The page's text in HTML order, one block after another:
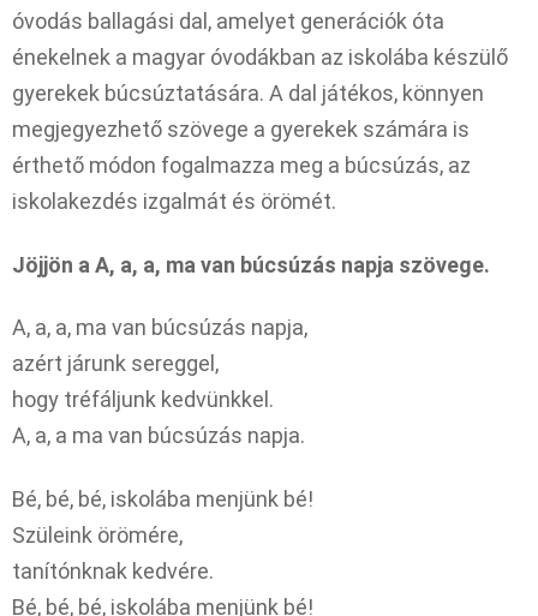
óvodás ballagási dal, amelyet generációk óta
énekelnek a magyar óvodákban az iskolába készülő
gyerekek búcsúztatására. A dal játékos, könnyen
megjegyezhető szövege a gyerekek számára is
érthető módon fogalmazza meg a búcsúzás, az
iskolakezdés izgalmát és örömét.
Jöjjön a A, a, a, ma van búcsúzás napja szövege.
A, a, a, ma van búcsúzás napja,
azért járunk sereggel,
hogy tréfáljunk kedvünkkel.
A, a, a ma van búcsúzás napja.
Bé, bé, bé, iskolába menjünk bé!
Szüleink örömére,
tanítónknak kedvére.
Bé, bé, bé, iskolába menjünk bé!